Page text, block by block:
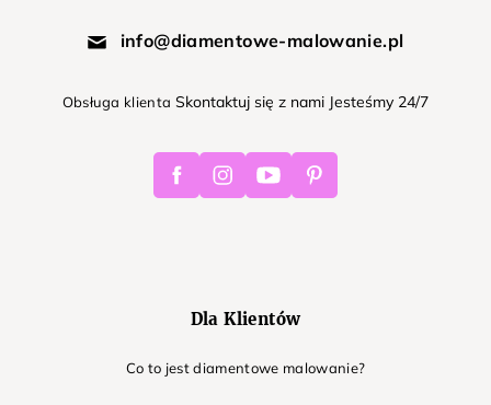
info@diamentowe-malowanie.pl
Obsługa klienta Skontaktuj się z nami Jesteśmy 24/7
FacebookInstagramYoutube Pinterest
Dla Klientów
Co to jest diamentowe malowanie?